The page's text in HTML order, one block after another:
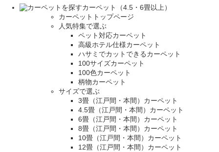
カーペット（4.5・6畳以上）
カーペットトップページ
人気特集で選ぶ
ペット対応カーペット
高級ホテル仕様カーペット
ハサミでカットできるカーペット
100サイズカーペット
100色カーペット
柄物カーペット
サイズで選ぶ
3畳（江戸間・本間）カーペット
4.5畳（江戸間・本間）カーペット
6畳（江戸間・本間）カーペット
8畳（江戸間・本間）カーペット
10畳（江戸間・本間）カーペット
12畳（江戸間・本間）カーペット